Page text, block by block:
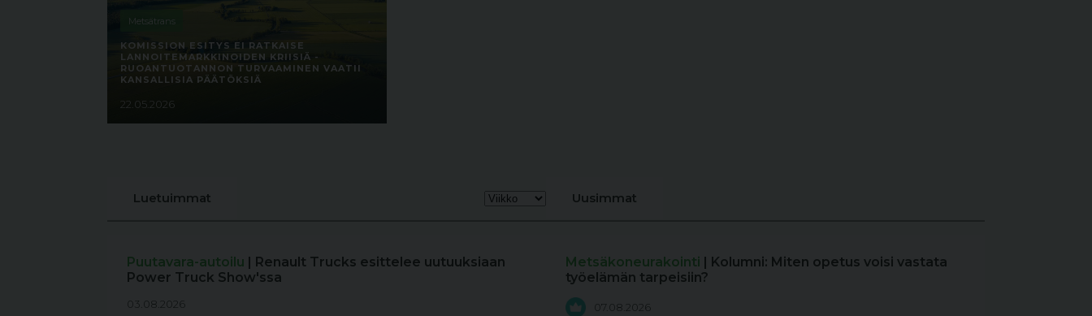
Metsätrans
KOMISSION ESITYS EI RATKAISE
LANNOITEMARKKINOIDEN KRIISIÄ -
RUOANTUOTANNON TURVAAMINEN VAATII
KANSALLISIA PÄÄTÖKSIÄ
22.05.2026
Luetuimmat
Puutavara-autoilu | Renault Trucks esittelee uutuuksiaan
Power Truck Show'ssa
03.08.2026
Uusimmat
Metsäkoneurakointi | Kolumni: Miten opetus voisi vastata
työelämän tarpeisiin?
07.08.2026